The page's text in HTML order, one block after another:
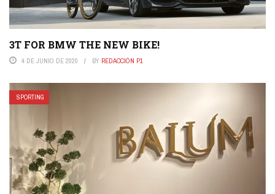
3T FOR BMW THE NEW BIKE!
4 DE JUNIO DE 2020 BY REDACCIÓN P1
SPORTING